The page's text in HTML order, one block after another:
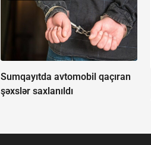
Sumqayıtda avtomobil qaçıran
şəxslər saxlanıldı